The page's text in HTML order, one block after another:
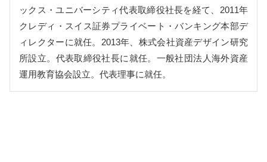
ックス・ユニバーシティ代表取締役社長を経て、2011年
クレディ・スイス証券プライベート・バンキング本部デ
ィレクターに就任。2013年、株式会社資産デザイン研究
所設立。代表取締役社長に就任。一般社団法人海外資産
運用教育協会設立。代表理事に就任。